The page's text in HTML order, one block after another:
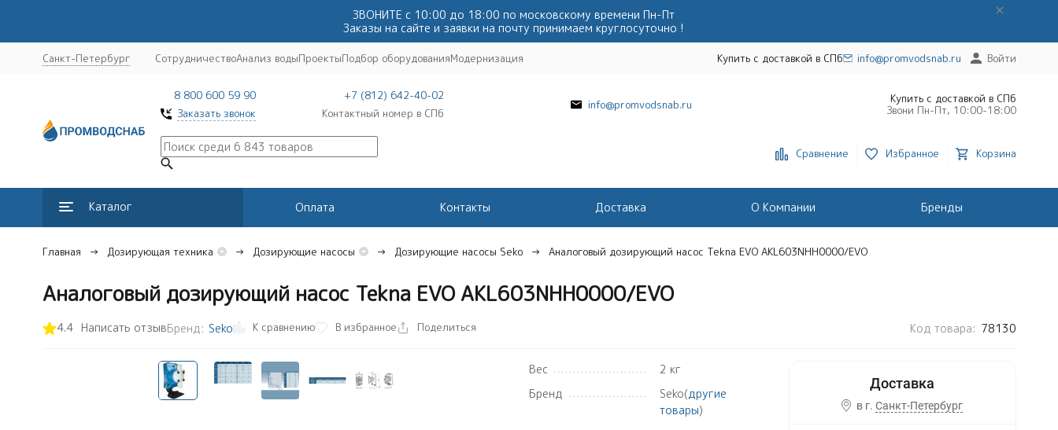
ЗВОНИТЕ с 10:00 до 18:00 по московскому времени Пн-Пт
Заказы на сайте и заявки на почту принимаем круглосуточно !
Санкт-Петербург СотрудничествоАнализ водыПроектыПодбор оборудованияМодернизация Купить с доставкой в СПб info@promvodsnab.ru Войти
8 800 600 59 90
Заказать звонок
+7 (812) 642-40-02
Контактный номер в СПб
info@promvodsnab.ru
Купить с доставкой в СПб
Звони Пн-Пт, 10:00-18:00
Сравнение Избранное Корзина
Каталог Оплата Контакты Доставка О Компании Бренды
Главная Дозирующая техника Дозирующие насосы Дозирующие насосы Seko Аналоговый дозирующий насос Tekna EVO AKL603NHH0000/EVO
Аналоговый дозирующий насос Tekna EVO AKL603NHH0000/EVO
4.4 Написать отзывБренд: Seko К сравнению В избранное Поделиться Код товара: 78130
Вес
2 кг
Бренд
Seko(другие
товары)
в г.Санкт-Петербург